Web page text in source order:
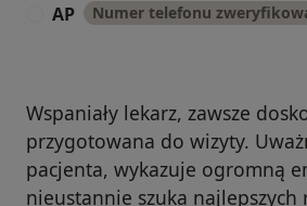
AP Numer telefonu
Wspaniały lekarz, zawsze
przygotowana do wizyty.
pacjenta, wykazuje ogromną
nieustannie szuka najlepszych